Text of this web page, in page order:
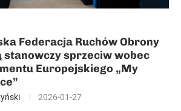
Federacja Ruchów Obrony
stanowczy sprzeciw wobec
Europejskiego „My
2026-01-27